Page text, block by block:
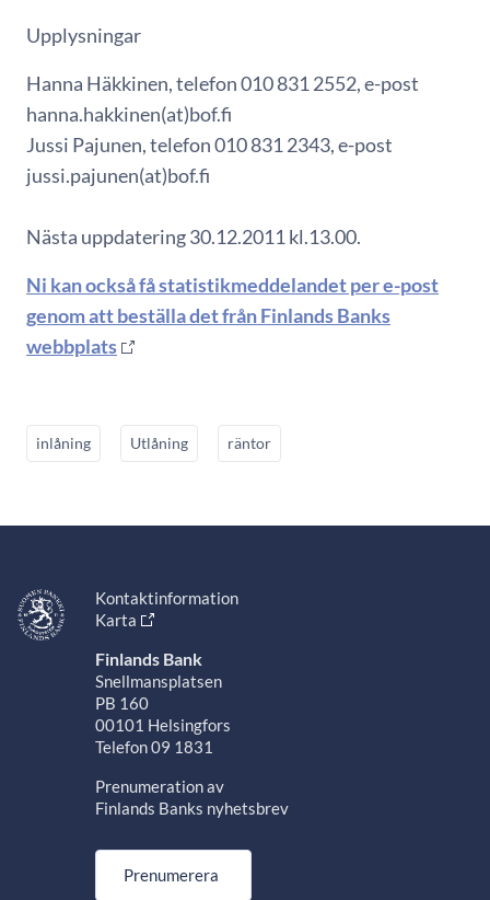
Upplysningar
Hanna Häkkinen, telefon 010 831 2552, e-post
hanna.hakkinen(at)bof.fi
Jussi Pajunen, telefon 010 831 2343, e-post
jussi.pajunen(at)bof.fi
Nästa uppdatering 30.12.2011 kl.13.00.
Ni kan också få statistikmeddelandet per e-post
genom att beställa det från Finlands Banks
webbplats
inlåning Utlåning räntor
Kontaktinformation
Karta
Finlands Bank
Snellmansplatsen
PB 160
00101 Helsingfors
Telefon 09 1831
Prenumeration av
Finlands Banks nyhetsbrev
Prenumerera